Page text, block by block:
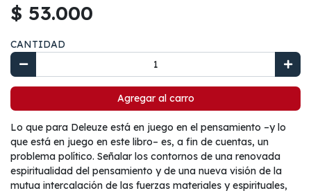
$ 53.000
CANTIDAD
Agregar al carro
Lo que para Deleuze está en juego en el pensamiento –y lo
que está en juego en este libro– es, a fin de cuentas, un
problema político. Señalar los contornos de una renovada
espiritualidad del pensamiento y de una nueva visión de la
mutua intercalación de las fuerzas materiales y espirituales,